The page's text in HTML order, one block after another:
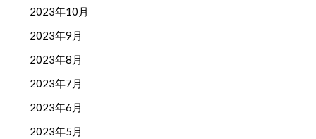
2023年10月
2023年9月
2023年8月
2023年7月
2023年6月
2023年5月